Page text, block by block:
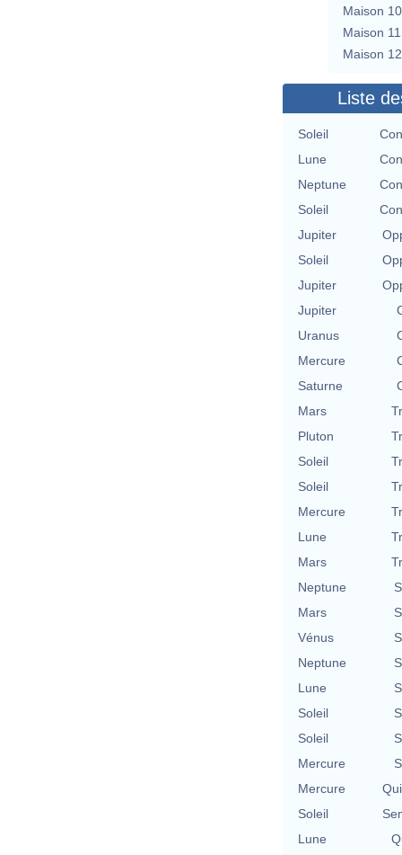
Maison 10
Maison 11
Maison 12
Liste
Soleil
Lune
Neptune
Soleil
Jupiter
Soleil
Jupiter
Jupiter
Uranus
Mercure
Saturne
Mars
Pluton
Soleil
Soleil
Mercure
Lune
Mars
Neptune
Mars
Vénus
Neptune
Lune
Soleil
Soleil
Mercure
Mercure
Soleil
Lune